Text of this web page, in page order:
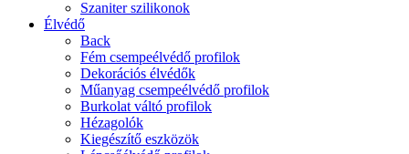
Szaniter szilikonok
Élvédő
Back
Fém csempeélvédő profilok
Dekorációs élvédők
Műanyag csempeélvédő profilok
Burkolat váltó profilok
Hézagolók
Kiegészítő eszközök